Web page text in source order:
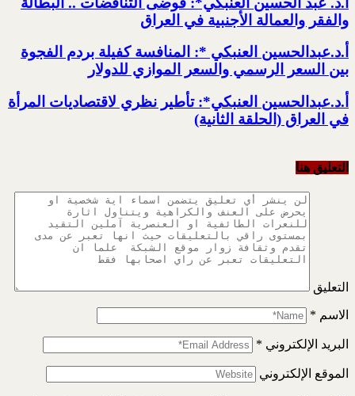
والفقر والعمالة الأجنبية في العراق
أ.د.عبدالحسين العنبكي *: المنافسة كفيلة بردم الفجوة
بين السعر الرسمي والسعر الموازي للدولار
أ.د.عبدالحسين العنبكي*: تأطير نظري لاقتصاديات المرأة
في العراق (الحلقة الثانية)
التعليق هنا
التعليق
الاسم *
البريد الإلكتروني *
الموقع الإلكتروني